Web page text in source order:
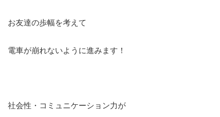
お友達の歩幅を考えて
電車が崩れないように進みます！
社会性・コミュニケーション力が